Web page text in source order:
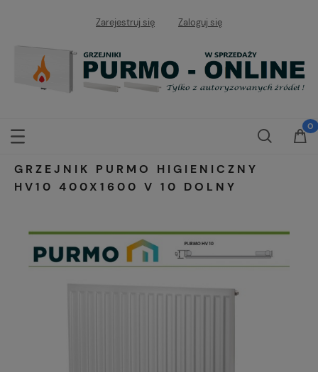
Zarejestruj się Zaloguj się
GRZEJNIK PURMO HIGIENICZNY
HV10 400X1600 V 10 DOLNY